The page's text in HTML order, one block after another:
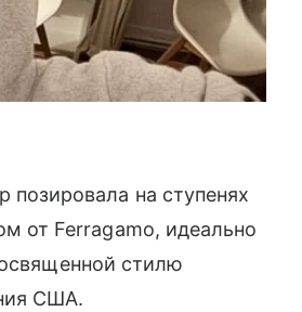
на ступенях
от Ferragamo, идеально
стилю
США.